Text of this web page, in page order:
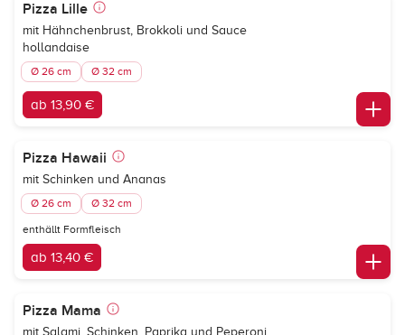
Pizza Lille
mit Hähnchenbrust, Brokkoli und Sauce
hollandaise
Ø 26 cm Ø 32 cm
ab 13,90 €
Pizza Hawaii
mit Schinken und Ananas
Ø 26 cm Ø 32 cm
enthällt Formfleisch
ab 13,40 €
Pizza Mama
mit Salami, Schinken, Paprika und Peperoni